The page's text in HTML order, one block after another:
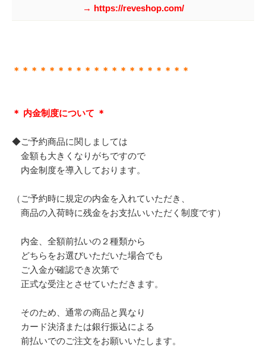
→ https://reveshop.com/
＊＊＊＊＊＊＊＊＊＊＊＊＊＊＊＊＊＊＊＊
＊ 内金制度について ＊
◆ご予約商品に関しましては
金額も大きくなりがちですので
内金制度を導入しております。
（ご予約時に規定の内金を入れていただき、
商品の入荷時に残金をお支払いいただく制度です）
内金、全額前払いの２種類から
どちらをお選びいただいた場合でも
ご入金が確認でき次第で
正式な受注とさせていただきます。
そのため、通常の商品と異なり
カード決済または銀行振込による
前払いでのご注文をお願いいたします。